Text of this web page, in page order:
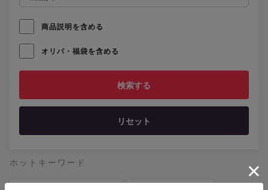
商品説明を含める
オリパ・福袋を含める
リセット
ホットキーワード